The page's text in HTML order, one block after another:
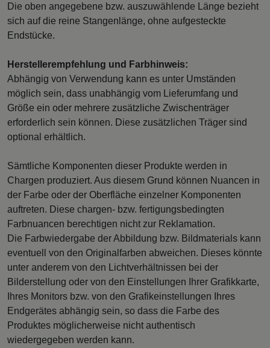
Die oben angegebene bzw. auszuwählende Länge bezieht
sich auf die reine Stangenlänge, ohne aufgesteckte
Endstücke.
Herstellerempfehlung und Farbhinweis:
Abhängig von Verwendung kann es unter Umständen
möglich sein, dass unabhängig vom Lieferumfang und
Größe ein oder mehrere zusätzliche Zwischenträger
erforderlich sein können. Diese zusätzlichen Träger sind
optional erhältlich.
Sämtliche Komponenten dieser Produkte werden in
Chargen produziert. Aus diesem Grund können Nuancen in
der Farbe oder der Oberfläche einzelner Komponenten
auftreten. Diese chargen- bzw. fertigungsbedingten
Farbnuancen berechtigen nicht zur Reklamation.
Die Farbwiedergabe der Abbildung bzw. Bildmaterials kann
eventuell von den Originalfarben abweichen. Dieses könnte
unter anderem von den Lichtverhältnissen bei der
Bilderstellung oder von den Einstellungen Ihrer Grafikkarte,
Ihres Monitors bzw. von den Grafikeinstellungen Ihres
Endgerätes abhängig sein, so dass die Farbe des
Produktes möglicherweise nicht authentisch
wiedergegeben werden kann.